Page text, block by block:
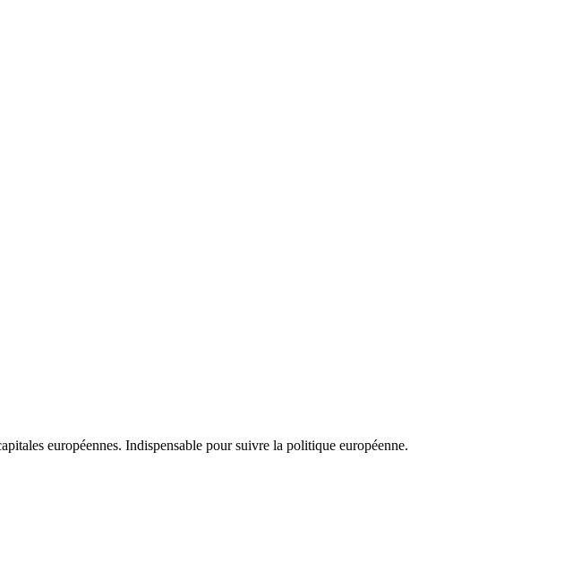
européennes. Indispensable pour suivre la politique européenne.